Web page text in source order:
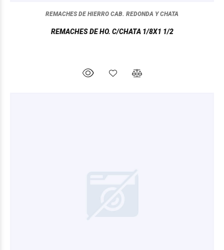
REMACHES DE HIERRO CAB. REDONDA Y CHATA
REMACHES DE HO. C/CHATA 1/8X1 1/2